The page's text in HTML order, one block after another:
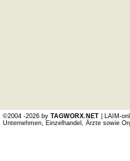
©2004 -2026 by TAGWORX.NET| LAIM-
Unternehmen, Einzelhandel, Ärzte sowie